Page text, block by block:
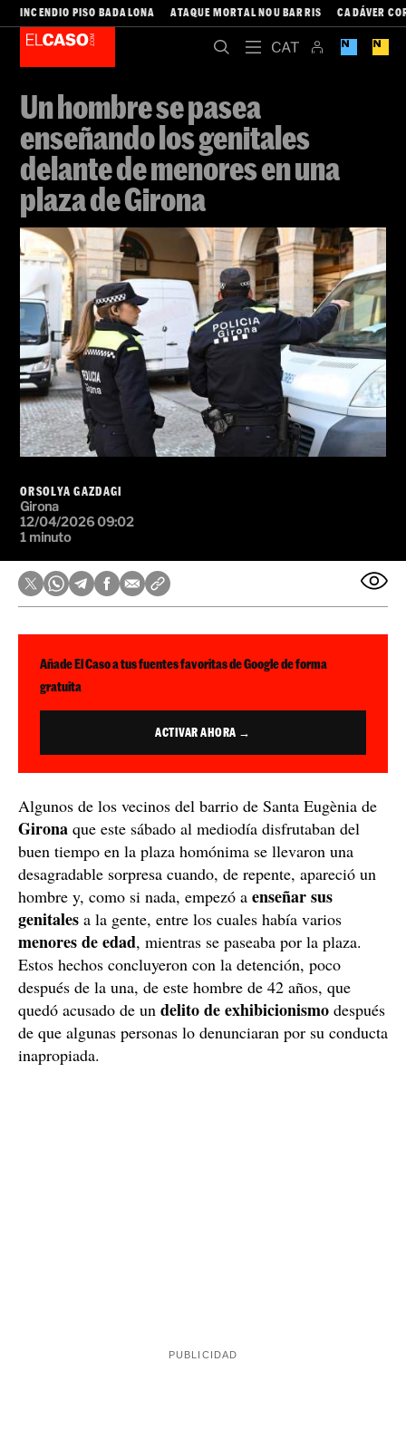
INCENDIO PISO BADALONA ATAQUE MORTAL NOU BARRIS CADÁVER
Un hombre se pasea
enseñando los genitales
delante de menores en una
plaza de Girona
ORSOLYA GAZDAGI
Girona
12/04/2026 09:02
1 minuto
Añade El Caso a tus fuentes favoritas de Google de forma
gratuita
ACTIVAR AHORA →
Algunos de los vecinos del barrio de Santa Eugènia de
Girona que este sábado al mediodía disfrutaban del
buen tiempo en la plaza homónima se llevaron una
desagradable sorpresa cuando, de repente, apareció un
hombre y, como si nada, empezó a enseñar sus
genitales a la gente, entre los cuales había varios
menores de edad, mientras se paseaba por la plaza.
Estos hechos concluyeron con la detención, poco
después de la una, de este hombre de 42 años, que
quedó acusado de un delito de exhibicionismo después
de que algunas personas lo denunciaran por su conducta
inapropiada.